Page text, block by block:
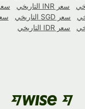
سعر INR التاريخي
سعر NZD التاريخي
سعر SGD التاريخي
سعر USD التاريخي
سعر IDR التاريخي